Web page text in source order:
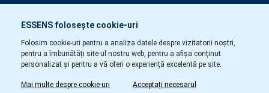
ESSENS folosește cookie-uri
Folosim cookie-uri pentru a analiza datele despre vizitatorii noștri,
pentru a îmbunătăți site-ul nostru web, pentru a afișa conținut
personalizat și pentru a vă oferi o experiență excelentă pe site.
Mai multe despre cookie-uri Acceptați necesarul